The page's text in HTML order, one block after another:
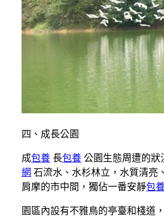
四、成長公園
成包養 長包養 公園生態周遭的狀
網 石流水、水杉林立，水質清亮
肩摩的市中間，獨佔一番安靜包
園區內設有不雅鳥的亭臺和棧道